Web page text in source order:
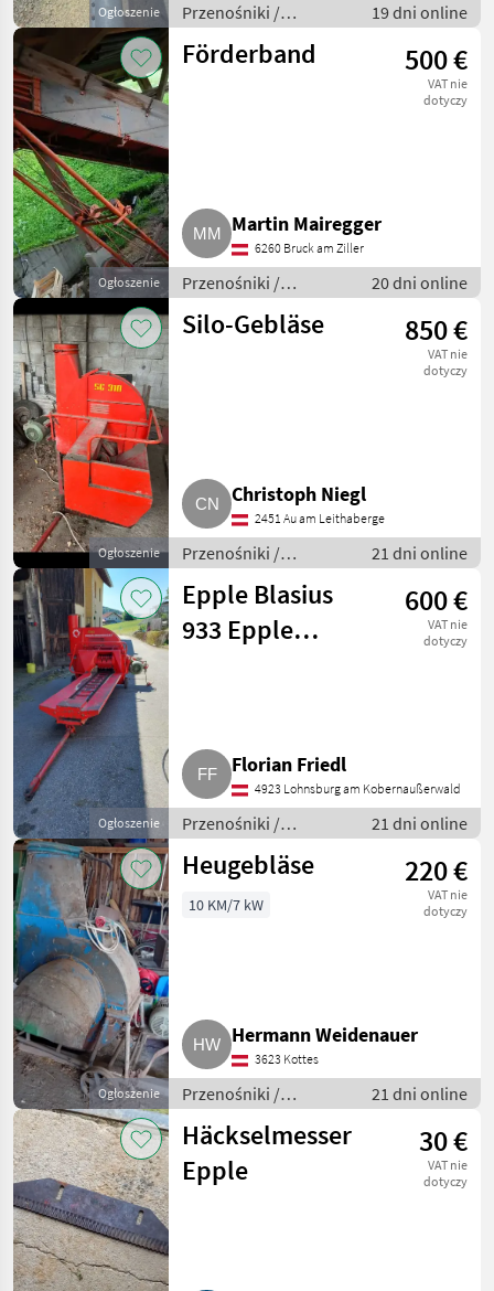
Ogłoszenie
Przenośniki /
Przenośniki
dmuchawe
19 dni online
Ogłoszenie
Förderband 500 €
VAT nie
dotyczy
Martin Mairegger
6260 Bruck am Ziller
Przenośniki /
Przenośniki
dmuchawe
20 dni online
Ogłoszenie
Silo-Gebläse 850 €
VAT nie
dotyczy
Christoph Niegl
2451 Au am Leithaberge
Przenośniki /
Przenośniki
dmuchawe
21 dni online
Ogłoszenie
Epple Blasius
933 Epple
600 €
VAT nie
dotyczy
Florian Friedl
4923 Lohnsburg am Kobernaußerwald
Przenośniki /
Przenośniki
dmuchawe
21 dni online
Ogłoszenie
Heugebläse 220 €
VAT nie
dotyczy
10 KM/7 kW
Hermann Weidenauer
3623 Kottes
Przenośniki /
Przenośniki
dmuchawe
21 dni online
Häckselmesser
Epple
30 €
VAT nie
dotyczy